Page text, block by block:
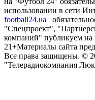
использовании в сети
football24.ua
"Спецпроект",
компаний" публикуем на
21+Материалы сайта
Все права защищены. ©
"Телерадиокомпания